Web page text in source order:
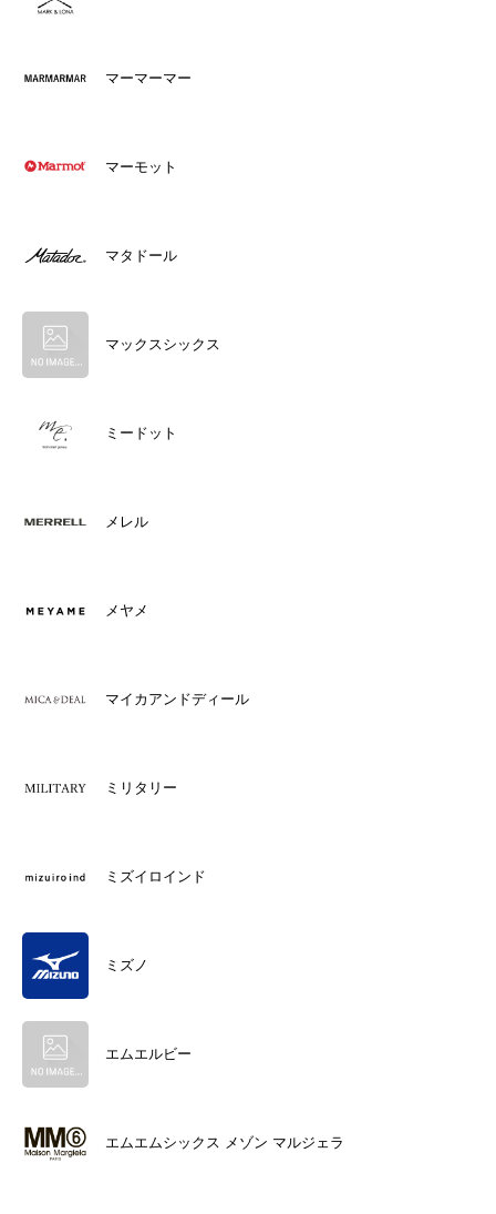
マーマーマー
マーモット
マタドール
マックスシックス
ミードット
メレル
メヤメ
マイカアンドディール
ミリタリー
ミズイロインド
ミズノ
エムエルビー
エムエムシックス メゾン マルジェラ